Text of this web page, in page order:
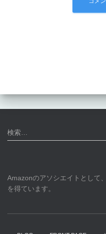
検
索
検索…
Amazonのアソシエイトとして
を得ています。